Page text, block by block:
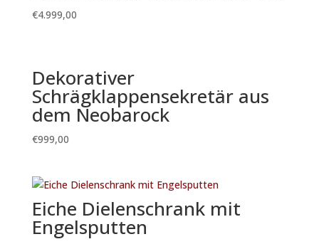
€4.999,00
Dekorativer
Schrägklappensekretär aus
dem Neobarock
€999,00
Eiche Dielenschrank mit
Engelsputten